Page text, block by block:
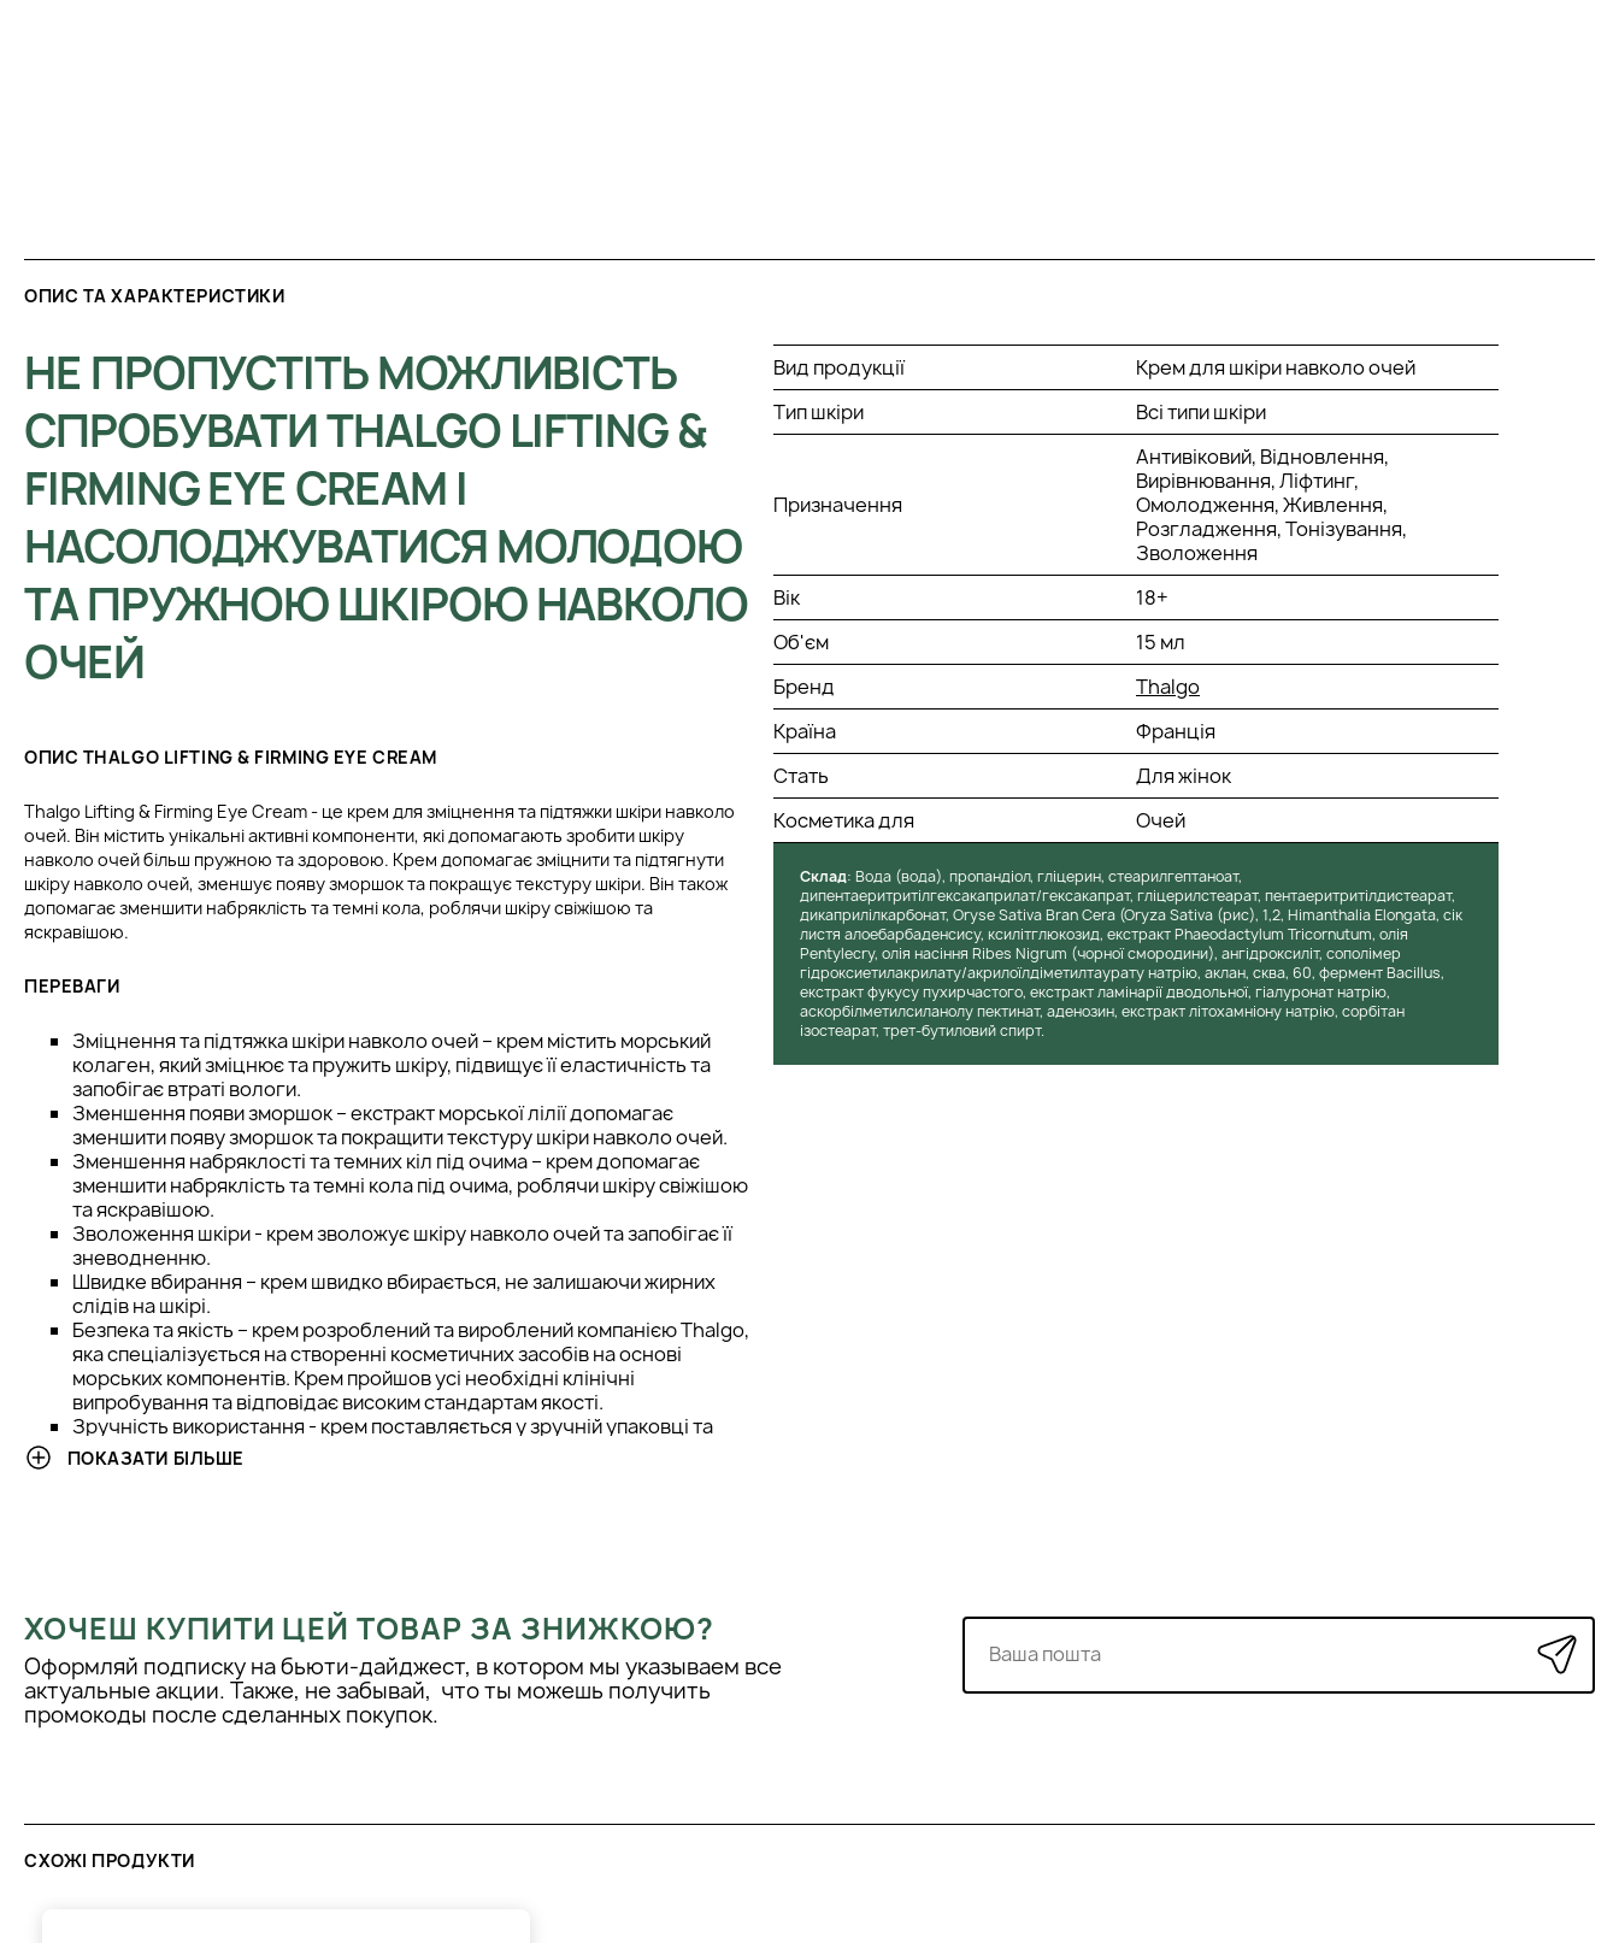
ОПИС ТА ХАРАКТЕРИСТИКИ
НЕ ПРОПУСТІТЬ МОЖЛИВІСТЬ
СПРОБУВАТИ THALGO LIFTING &
FIRMING EYE CREAM І
НАСОЛОДЖУВАТИСЯ МОЛОДОЮ
ТА ПРУЖНОЮ ШКІРОЮ НАВКОЛО
ОЧЕЙ
ОПИС THALGO LIFTING & FIRMING EYE CREAM
Thalgo Lifting & Firming Eye Cream - це крем для зміцнення та підтяжки шкіри навколо
очей. Він містить унікальні активні компоненти, які допомагають зробити шкіру
навколо очей більш пружною та здоровою. Крем допомагає зміцнити та підтягнути
шкіру навколо очей, зменшує появу зморшок та покращує текстуру шкіри. Він також
допомагає зменшити набряклість та темні кола, роблячи шкіру свіжішою та
яскравішою.
ПЕРЕВАГИ
Зміцнення та підтяжка шкіри навколо очей – крем містить морський
колаген, який зміцнює та пружить шкіру, підвищує її еластичність та
запобігає втраті вологи.
Зменшення появи зморшок – екстракт морської лілії допомагає
зменшити появу зморшок та покращити текстуру шкіри навколо очей.
Зменшення набряклості та темних кіл під очима – крем допомагає
зменшити набряклість та темні кола під очима, роблячи шкіру свіжішою
та яскравішою.
Зволоження шкіри - крем зволожує шкіру навколо очей та запобігає її
зневодненню.
Швидке вбирання – крем швидко вбирається, не залишаючи жирних
слідів на шкірі.
Безпека та якість – крем розроблений та вироблений компанією Thalgo,
яка спеціалізується на створенні косметичних засобів на основі
морських компонентів. Крем пройшов усі необхідні клінічні
випробування та відповідає високим стандартам якості.
Зручність використання - крем поставляється у зручній упаковці та
легко наноситься на шкіру навколо очей.
ПОКАЗАТИ БІЛЬШЕ
Вид продукції
Крем для шкіри навколо очей
Тип шкіри
Всі типи шкіри
Призначення
Антивіковий, Відновлення,
Вирівнювання, Ліфтинг,
Омолодження, Живлення,
Розгладження, Тонізування,
Зволоження
Вік
18+
Об'єм
15 мл
Бренд
Thalgo
Країна
Франція
Стать
Для жінок
Косметика для
Очей
Cклад: Вода (вода), пропандіол, гліцерин, стеарилгептаноат,
дипентаеритритілгексакаприлат/гексакапрат, гліцерилстеарат, пентаеритритілдистеарат,
дикаприлілкарбонат, Oryse Sativa Bran Cera (Oryza Sativa (рис), 1,2, Himanthalia Elongata, сік
листя алоебарбаденсису, ксилітглюкозид, екстракт Phaeodactylum Tricornutum, олія
Pentylecry, олія насіння Ribes Nigrum (чорної смородини), ангідроксиліт, сополімер
гідроксиетилакрилату/акрилоїлдіметилтаурату натрію, аклан, сква, 60, фермент Bacillus,
екстракт фукусу пухирчастого, екстракт ламінарії дводольної, гіалуронат натрію,
аскорбілметилсиланолу пектинат, аденозин, екстракт літохамніону натрію, сорбітан
ізостеарат, трет-бутиловий спирт.
ХОЧЕШ КУПИТИ ЦЕЙ ТОВАР ЗА ЗНИЖКОЮ?
Оформляй подписку на бьюти-дайджест, в котором мы указываем все
актуальные акции. Также, не забывай, что ты можешь получить
промокоды после сделанных покупок.
СХОЖІ ПРОДУКТИ